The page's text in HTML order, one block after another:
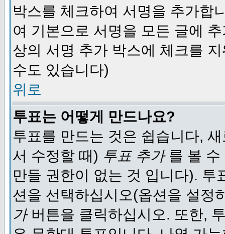
박스를 체크하여 서명을 추가합
여 기본으로 서명을 모든 글에
상의 서명 추가 박스에 체크를
수도 있습니다)
위로
투표는 어떻게 만드나요?
투표를 만드는 것은 쉽습니다,
서 수정할 때) 투표 추가를 볼 수
만들 권한이 없는 것 입니다).
션을 선택하십시오(옵션을 설정
가버튼을 클릭하십시오. 또한,